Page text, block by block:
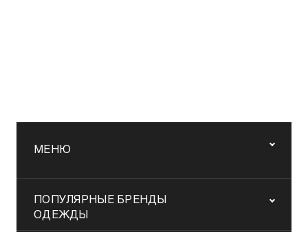
МЕНЮ
ПОПУЛЯРНЫЕ БРЕНДЫ
ОДЕЖДЫ